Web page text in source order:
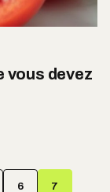
vous devez
6 7